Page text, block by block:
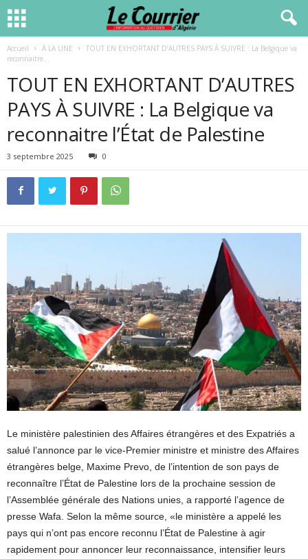
Accueil À LA UNE
TOUT EN EXHORTANT D’AUTRES PAYS À SUIVRE : La Belgique va
reconnaitre...
TOUT EN EXHORTANT D’AUTRES
PAYS À SUIVRE : La Belgique va
reconnaitre l’État de Palestine
3 septembre 2025 0
Le ministère palestinien des Affaires étrangères et des Expatriés a
salué l’annonce par le vice-Premier ministre et ministre des Affaires
étrangères belge, Maxime Prevo, de l’intention de son pays de
reconnaître l’État de Palestine lors de la prochaine session de
l’Assemblée générale des Nations unies, a rapporté l’agence de
presse Wafa. Selon la même source, «le ministère a appelé les
pays qui n’ont pas encore reconnu l’État de Palestine à agir
rapidement pour annoncer leur reconnaissance, intensifier leurs